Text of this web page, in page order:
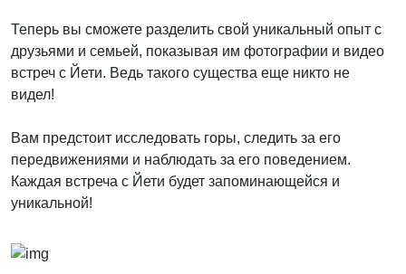
Теперь вы сможете разделить свой уникальный опыт с
друзьями и семьей, показывая им фотографии и видео
встреч с Йети. Ведь такого существа еще никто не
видел!
Вам предстоит исследовать горы, следить за его
передвижениями и наблюдать за его поведением.
Каждая встреча с Йети будет запоминающейся и
уникальной!